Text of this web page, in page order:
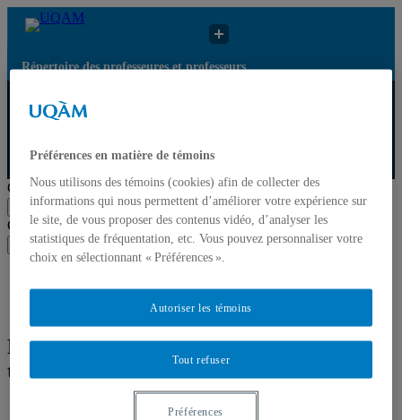
Répertoire des professeures et professeurs
Chercher par nom ou par expertise
Soumettre la recherche
Chercher par nom ou par expertise
Soumettre la recherche
écoles
Mettre à jour votre fiche
Résultats de recherche pour « Interface
travail-famille »
Courriel
Préférences en matière de témoins
Nous utilisons des témoins (cookies) afin de collecter des
informations qui nous permettent d’améliorer votre expérience sur
le site, de vous proposer des contenus vidéo, d’analyser les
statistiques de fréquentation, etc. Vous pouvez personnaliser votre
choix en sélectionnant « Préférences ».
Tout refuser
Autoriser les témoins
Préférences